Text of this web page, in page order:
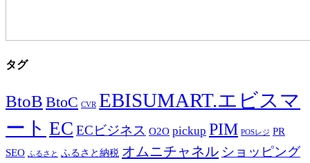
タグ
BtoB BtoC CVR EBISUMART.エビスマ
ート EC ECビジネス O2O pickup PIM POSレジ PR
SEO ふるさと ふるさと納税 オムニチャネル ショッピング